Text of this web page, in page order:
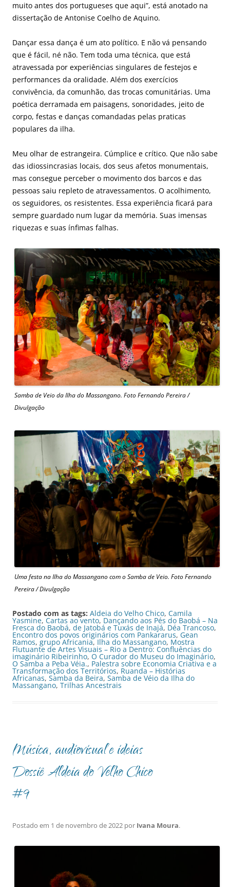
muito antes dos portugueses que aqui”, está anotado na
dissertação de Antonise Coelho de Aquino.
Dançar essa dança é um ato político. E não vá pensando
que é fácil, né não. Tem toda uma técnica, que está
atravessada por experiências singulares de festejos e
performances da oralidade. Além dos exercícios
convivência, da comunhão, das trocas comunitárias. Uma
poética derramada em paisagens, sonoridades, jeito de
corpo, festas e danças comandadas pelas praticas
populares da ilha.
Meu olhar de estrangeira. Cúmplice e crítico. Que não sabe
das idiossincrasias locais, dos seus afetos monumentais,
mas consegue perceber o movimento dos barcos e das
pessoas saiu repleto de atravessamentos. O acolhimento,
os seguidores, os resistentes. Essa experiência ficará para
sempre guardado num lugar da memória. Suas imensas
riquezas e suas ínfimas falhas.
Samba de Veio da Ilha do Massangano. Foto Fernando Pereira /
Divulgação
Uma festa na Ilha do Massangano com o Samba de Veio. Foto Fernando
Pereira / Divulgação
Postado com as tags: Aldeia do Velho Chico, Camila
Yasmine, Cartas ao vento, Dançando aos Pés do Baobá – Na
Fresca do Baobá, de Jatobá e Tuxás de Inajá, Déa Trancoso,
Encontro dos povos originários com Pankararus, Gean
Ramos, grupo Africania, Ilha do Massangano, Mostra
Flutuante de Artes Visuais – Rio a Dentro: Confluências do
imaginário Ribeirinho, O Curador do Museu do Imaginário,
O Samba a Peba Véia., Palestra sobre Economia Criativa e a
Transformação dos Territórios, Ruanda – Histórias
Africanas, Samba da Beira, Samba de Véio da Ilha do
Massangano, Trilhas Ancestrais
Música, audiovisual e ideias
Dossiê Aldeia do Velho Chico
#9
Postado em 1 de novembro de 2022 por Ivana Moura.